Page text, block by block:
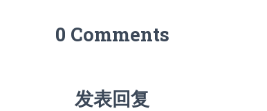
0 Comments
发表回复